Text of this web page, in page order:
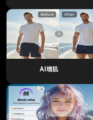
AI增肌